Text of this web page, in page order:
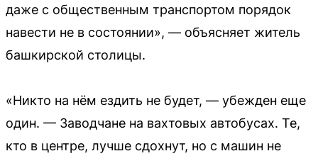
даже с общественным транспортом порядок
навести не в состоянии», — объясняет житель
башкирской столицы.
«Никто на нём ездить не будет, — убежден еще
один. — Заводчане на вахтовых автобусах. Те,
кто в центре, лучше сдохнут, но с машин не